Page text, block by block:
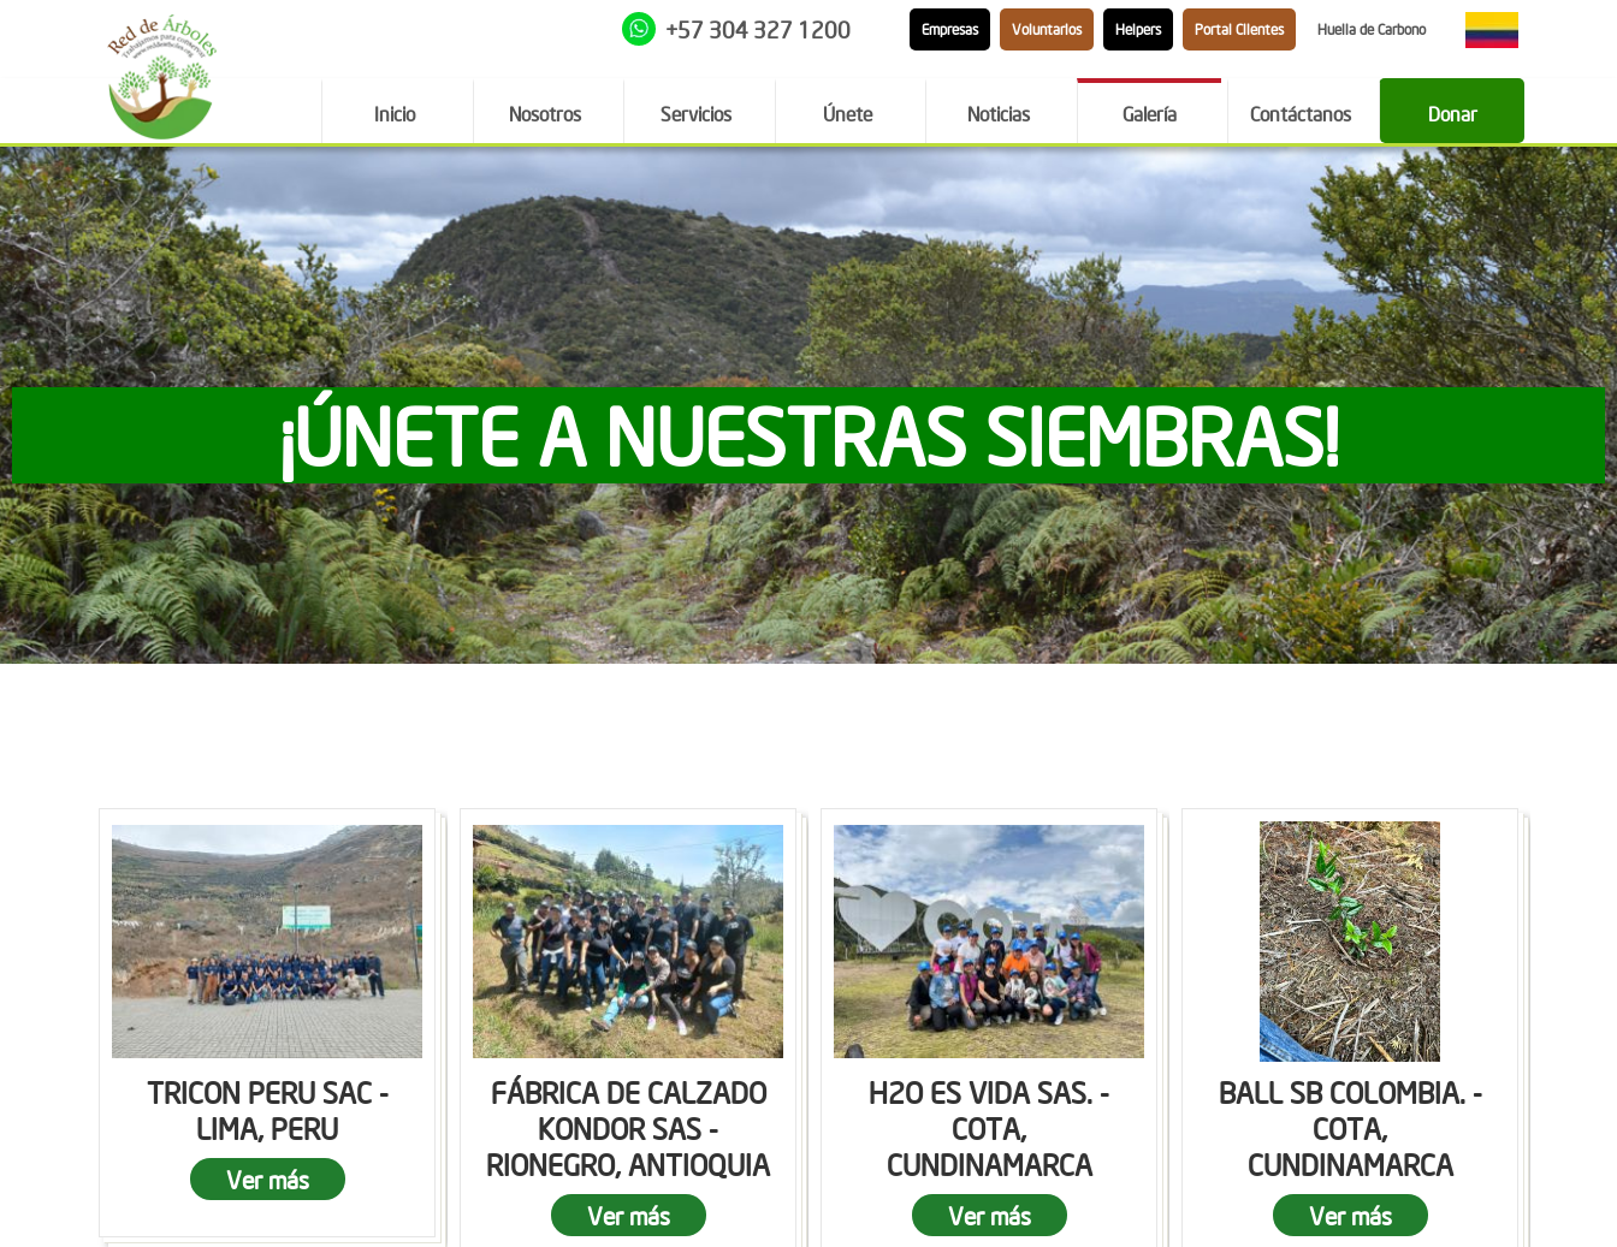
+57 304 327 1200 Empresas Voluntarios Helpers Portal Clientes Huella de Carbono
Inicio Nosotros Servicios Únete Noticias Galería Contáctanos Donar
¡ÚNETE A NUESTRAS SIEMBRAS!
TRICON PERU SAC -
LIMA, PERU
Ver más
FÁBRICA DE CALZADO
KONDOR SAS -
RIONEGRO, ANTIOQUIA
Ver más
H2O ES VIDA SAS. -
COTA,
CUNDINAMARCA
Ver más
BALL SB COLOMBIA. -
COTA,
CUNDINAMARCA
Ver más